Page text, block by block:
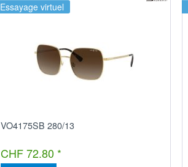
Essayage virtuel
VO4175SB 280/13
CHF 72.80 *